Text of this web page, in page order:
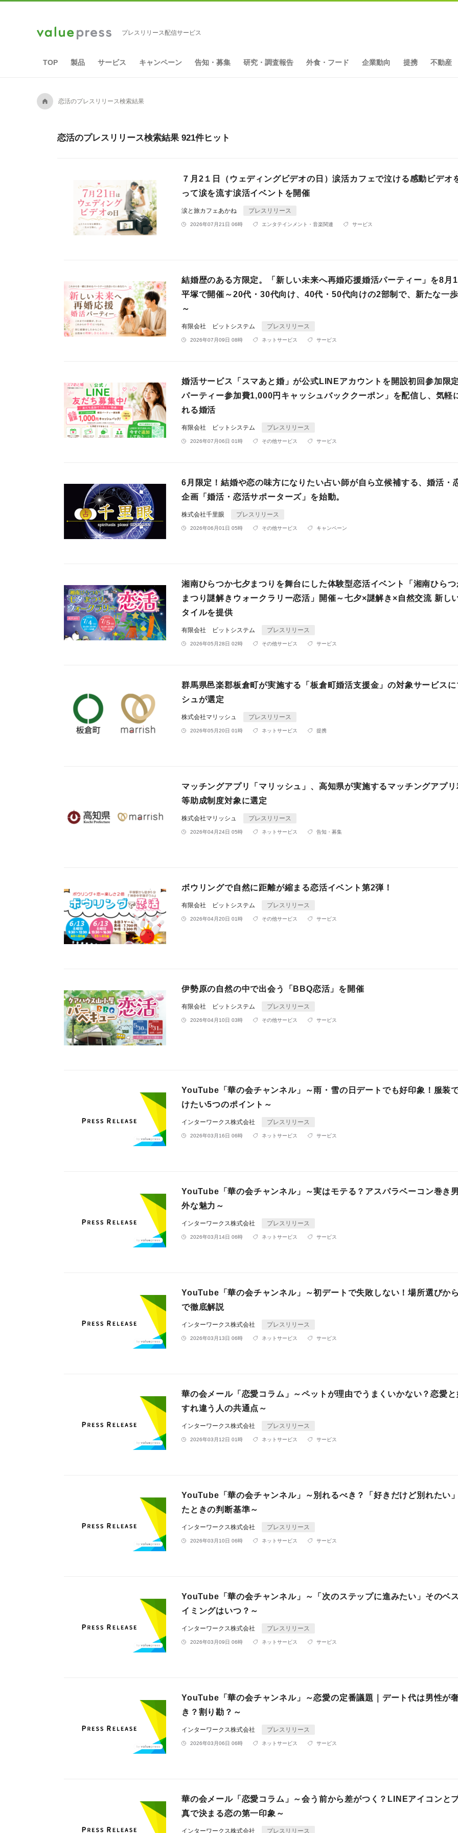
プレスリリース配信サービス
TOP 製品 サービス キャンペーン 告知・募集 研究・調査報告 外食・フード 企業動向 提携 不動産
A 恋活のプレスリリース検索結果
恋活のプレスリリース検索結果 921件ヒット
７月2１日（ウェディングビデオの日）涙活カフェで泣ける感動ビデオ
って涙を流す涙活イベントを開催
涙と旅カフェあかね プレスリリース
2026年07月21日 06時 エンタテインメント・音楽関連 サービス
結婚歴のある方限定。「新しい未来へ再婚応援婚活パーティー」を8月
平塚で開催～20代・30代向け、40代・50代向けの2部制で、新たな一
～
有限会社 ビットシステム プレスリリース
2026年07月09日 08時 ネットサービス サービス
婚活サービス「スマあと婚」が公式LINEアカウントを開設初回参加限
パーティー参加費1,000円キャッシュバッククーポン」を配信し、気軽
れる婚活
有限会社 ビットシステム プレスリリース
2026年07月06日 01時 その他サービス サービス
6月限定！結婚や恋の味方になりたい占い師が自ら立候補する、婚活・
企画「婚活・恋活サポーターズ」を始動。
株式会社千里眼 プレスリリース
2026年06月01日 05時 その他サービス キャンペーン
湘南ひらつか七夕まつりを舞台にした体験型恋活イベント「湘南ひら
まつり謎解きウォークラリー恋活」開催～七夕×謎解き×自然交流 新し
タイルを提供
有限会社 ビットシステム プレスリリース
2026年05月28日 02時 その他サービス サービス
群馬県邑楽郡板倉町が実施する「板倉町婚活支援金」の対象サービス
シュが選定
株式会社マリッシュ プレスリリース
2026年05月20日 01時 ネットサービス 提携
マッチングアプリ「マリッシュ」、高知県が実施するマッチングアプ
等助成制度対象に選定
株式会社マリッシュ プレスリリース
2026年04月24日 05時 ネットサービス 告知・募集
ボウリングで自然に距離が縮まる恋活イベント第2弾！
有限会社 ビットシステム プレスリリース
2026年04月20日 01時 その他サービス サービス
伊勢原の自然の中で出会う「BBQ恋活」を開催
有限会社 ビットシステム プレスリリース
2026年04月10日 03時 その他サービス サービス
YouTube「華の会チャンネル」～雨・雪の日デートでも好印象！服装
けたい5つのポイント～
インターワークス株式会社 プレスリリース
2026年03月16日 06時 ネットサービス サービス
YouTube「華の会チャンネル」～実はモテる？アスパラベーコン巻き
外な魅力～
インターワークス株式会社 プレスリリース
2026年03月14日 06時 ネットサービス サービス
YouTube「華の会チャンネル」～初デートで失敗しない！場所選びか
で徹底解説
インターワークス株式会社 プレスリリース
2026年03月13日 06時 ネットサービス サービス
華の会メール「恋愛コラム」～ペットが理由でうまくいかない？恋愛
すれ違う人の共通点～
インターワークス株式会社 プレスリリース
2026年03月12日 01時 ネットサービス サービス
YouTube「華の会チャンネル」～別れるべき？「好きだけど別れたい
たときの判断基準～
インターワークス株式会社 プレスリリース
2026年03月10日 06時 ネットサービス サービス
YouTube「華の会チャンネル」～「次のステップに進みたい」そのベ
イミングはいつ？～
インターワークス株式会社 プレスリリース
2026年03月09日 06時 ネットサービス サービス
YouTube「華の会チャンネル」～恋愛の定番議題｜デート代は男性が
き？割り勘？～
インターワークス株式会社 プレスリリース
2026年03月06日 06時 ネットサービス サービス
華の会メール「恋愛コラム」～会う前から差がつく？LINEアイコンと
真で決まる恋の第一印象～
インターワークス株式会社 プレスリリース